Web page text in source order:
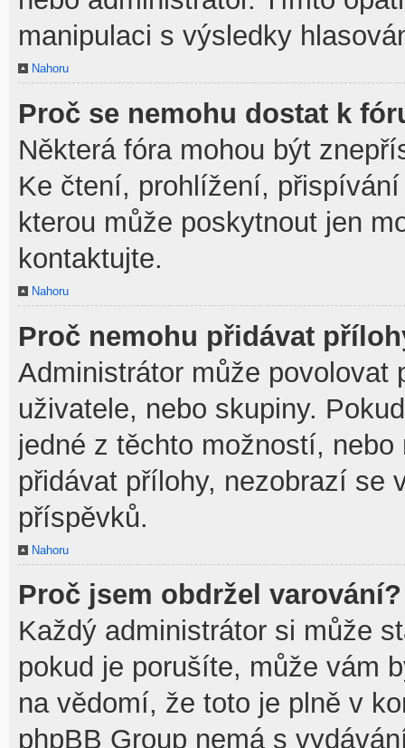
manipulaci s výsledky
Nahoru
Proč se nemohu dostat k
Některá fóra mohou být
Ke čtení, prohlížení,
kterou může poskytnout jen
kontaktujte.
Nahoru
Proč nemohu přidávat
Administrátor může povolovat
uživatele, nebo skupiny.
jedné z těchto možností,
přidávat přílohy, nezobrazí se
příspěvků.
Nahoru
Proč jsem obdržel varování?
Každý administrátor si může
pokud je porušíte, může vám
na vědomí, že toto je plně v
phpBB Group nemá s